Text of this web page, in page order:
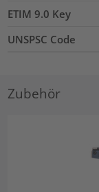
ETIM 9.0 Key
UNSPSC Code
Zubehör